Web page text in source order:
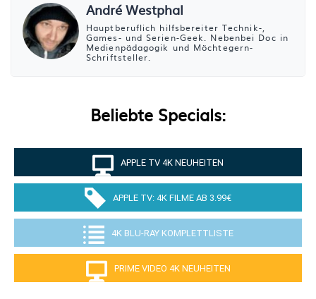
André Westphal
Hauptberuflich hilfsbereiter Technik-,
Games- und Serien-Geek. Nebenbei Doc in
Medienpädagogik und Möchtegern-
Schriftsteller.
Beliebte Specials:
APPLE TV 4K NEUHEITEN
APPLE TV: 4K FILME AB 3.99€
4K BLU-RAY KOMPLETTLISTE
PRIME VIDEO 4K NEUHEITEN